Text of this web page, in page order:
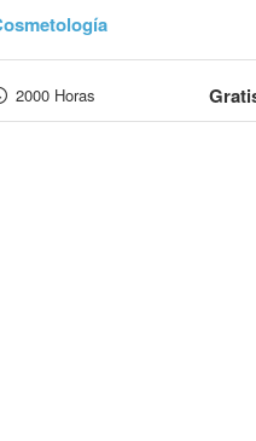
2000 Horas